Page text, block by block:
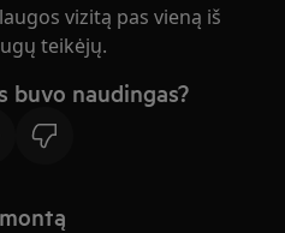
vizitą pas vieną iš
teikėjų.
buvo naudingas?